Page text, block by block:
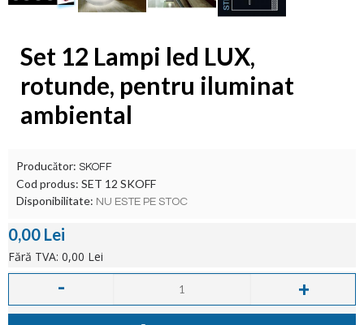
Set 12 Lampi led LUX,
rotunde, pentru iluminat
ambiental
Producător: SKOFF
Cod produs: SET 12 SKOFF
Disponibilitate: NU ESTE PE STOC
0,00 Lei
Fără TVA: 0,00 Lei
- +